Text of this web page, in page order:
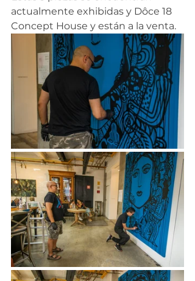
actualmente exhibidas y Dôce 18
Concept House y están a la venta.